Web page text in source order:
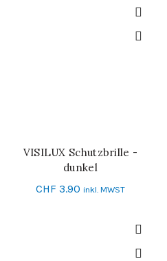
IN DEN WARENKORB
VISILUX Schutzbrille -
dunkel
CHF 3.90 inkl. MWST